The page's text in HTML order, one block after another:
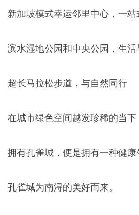
新加坡模式幸运邻里中心，一站
滨水湿地公园和中央公园，生
超长马拉松步道，与自然同行
在城市绿色空间越发珍稀的当下
拥有孔雀城，便是拥有一种健康
孔雀城为南浔的美好而来。